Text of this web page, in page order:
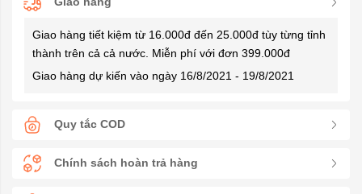
Giao hàng tiết kiệm từ 16.000đ đến 25.000đ tùy từng tỉnh
thành trên cả cả nước. Miễn phí với đơn 399.000đ
Giao hàng dự kiến vào ngày 16/8/2021 - 19/8/2021
Quy tắc COD
Chính sách hoàn trả hàng